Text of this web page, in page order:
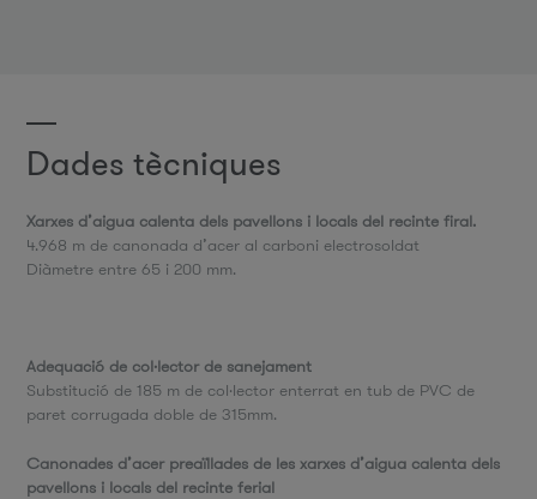
Dades tècniques
Xarxes d’aigua calenta dels pavellons i locals del recinte firal.
4.968 m de canonada d’acer al carboni electrosoldat
Diàmetre entre 65 i 200 mm.
Adequació de col·lector de sanejament
Substitució de 185 m de col·lector enterrat en tub de PVC de
paret corrugada doble de 315mm.
Canonades d’acer preaïllades de les xarxes d’aigua calenta dels
pavellons i locals del recinte ferial